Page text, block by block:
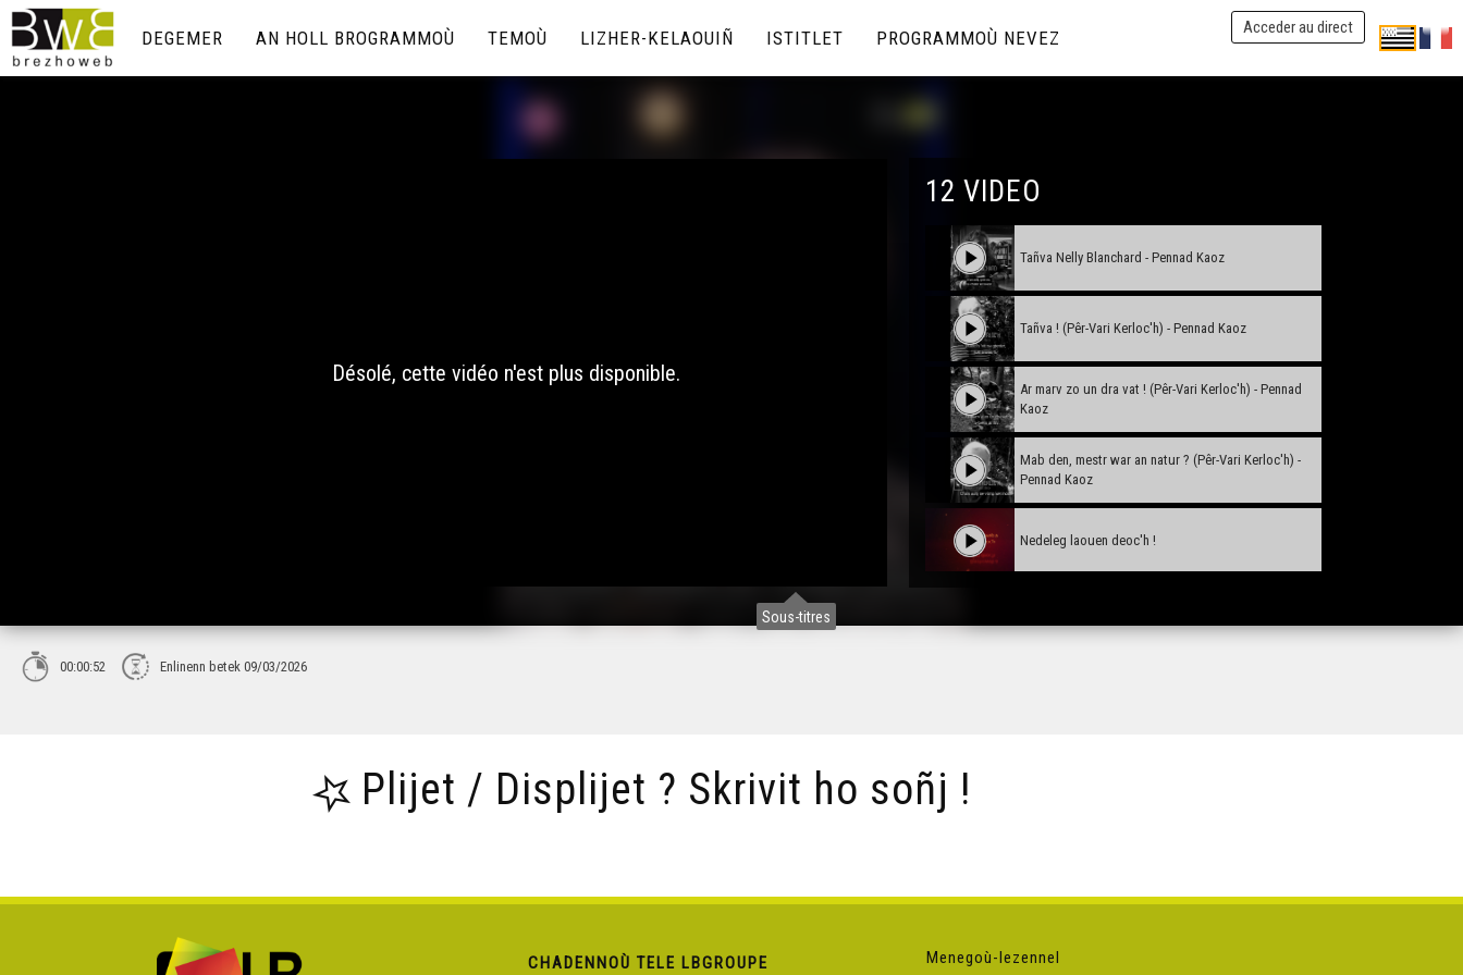
Acceder au direct
DEGEMER AN HOLL BROGRAMMOÙ TEMOÙ LIZHER-KELAOUIÑ ISTITLET PROGRAMMOÙ NEVEZ
Sous-titres
Désolé, cette vidéo n'est plus disponible.
12 VIDEO
Tañva Nelly Blanchard - Pennad Kaoz
Tañva ! (Pêr-Vari Kerloc'h) - Pennad Kaoz
Ar marv zo un dra vat ! (Pêr-Vari Kerloc'h) - Pennad
Kaoz
Mab den, mestr war an natur ? (Pêr-Vari Kerloc'h) -
Pennad Kaoz
Nedeleg laouen deoc'h !
Tañva Anv ar Rozenn - stumm 9:16 - VBSTF
Tañva Anv ar Rozenn - stumm 9:16 - VBSTB
00:00:52 Enlinenn betek 09/03/2026
Plijet / Displijet ? Skrivit ho soñj !
CHADENNOÙ TELE LBGROUPE Menegoù-lezennel